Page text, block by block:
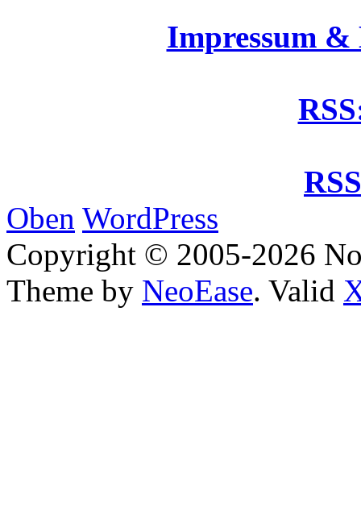
Impressum
Oben WordPress
Copyright © 2005-2026
Theme by NeoEase. Valid